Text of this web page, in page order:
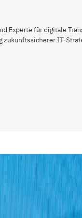
Experte für digitale
zukunftssicherer IT-